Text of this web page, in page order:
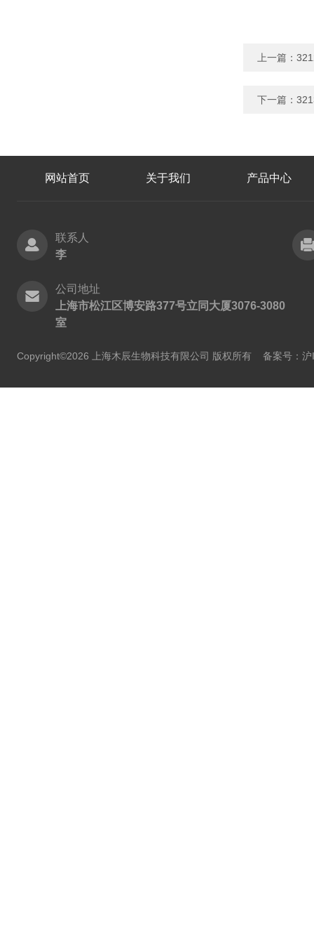
上一篇：
下一篇：
网站首页 关于我们 产品中心
联系人
李
公司地址
上海市松江区博安路377号立同大厦3076-3080
室
Copyright©2026 上海木辰生物科技有限公司 版权所有 备案号：